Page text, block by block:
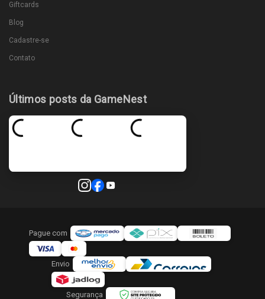
Giftcards
Blog
Cadastre-se
Contato
Últimos posts da GameNest
Pague com
Envio
Segurança